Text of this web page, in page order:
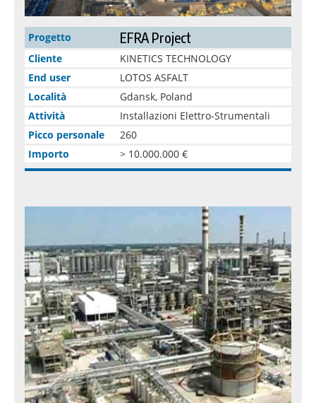
Progetto EFRA Project
Cliente
KINETICS TECHNOLOGY
End user
LOTOS ASFALT
Località
Gdansk, Poland
Attività
Installazioni Elettro-Strumentali
Picco personale
260
Importo
> 10.000.000 €